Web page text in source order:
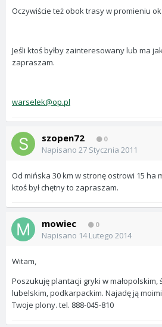
Oczywiście też obok trasy w promieniu
Jeśli ktoś byłby zainteresowany lub ma
zapraszam.
warselek@op.pl
szopen72 0
Napisano 27 Stycznia 2011
Od mińska 30 km w stronę ostrowi 15 ha
ktoś był chętny to zapraszam.
mowiec 0
Napisano 14 Lutego 2014
Witam,
Poszukuję plantacji gryki w małopolskim,
lubelskim, podkarpackim. Najadę ją
Twoje plony. tel. 888-045-810